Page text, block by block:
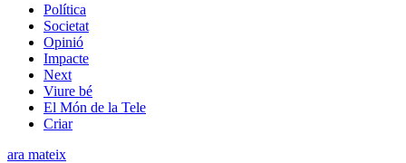
Política
Societat
Opinió
Impacte
Next
Viure bé
El Món de la Tele
Criar
ara mateix